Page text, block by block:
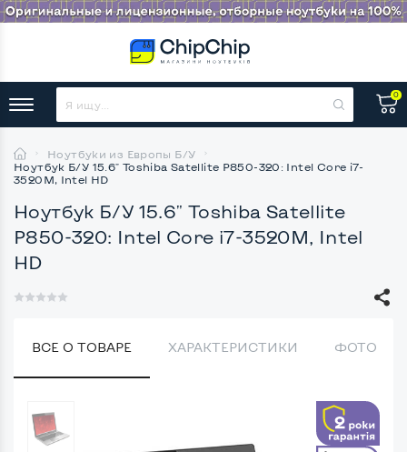
0
Ноутбуки из Европы Б/У
Ноутбук Б/У 15.6" Toshiba Satellite P850-320: Intel Core i7-
3520M, Intel HD
Ноутбук Б/У 15.6" Toshiba Satellite
P850-320: Intel Core i7-3520M, Intel
HD
ВСЕ О ТОВАРЕ ХАРАКТЕРИСТИКИ ФОТО